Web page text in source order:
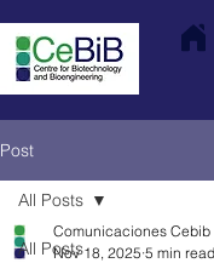
Post
All Posts
All Posts
Comunicaciones Cebib
Nov 18, 2025 5 min read